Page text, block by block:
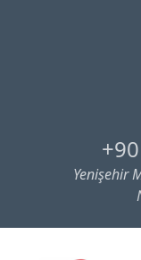
Yenişehir